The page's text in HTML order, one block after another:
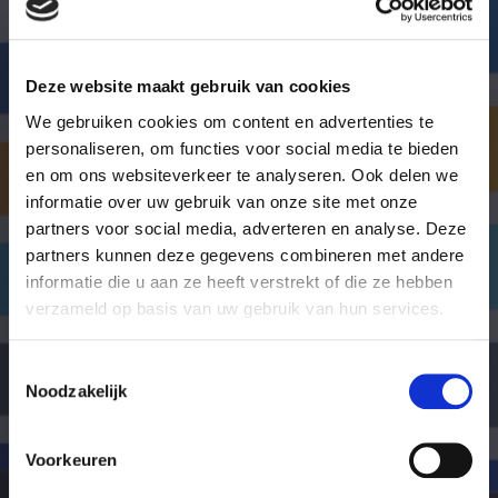
Deze website maakt gebruik van cookies
We gebruiken cookies om content en advertenties te
personaliseren, om functies voor social media te bieden
en om ons websiteverkeer te analyseren. Ook delen we
informatie over uw gebruik van onze site met onze
partners voor social media, adverteren en analyse. Deze
partners kunnen deze gegevens combineren met andere
informatie die u aan ze heeft verstrekt of die ze hebben
verzameld op basis van uw gebruik van hun services.
Noodzakelijk
Voorkeuren
Wij helpen u graag!
Stap 1: Bel of mail onze juristen van de
intakebalie
Stap 2: Bespreek uw juridische oplossingen
Stap 3: Kies de beste oplossing voor uw
situatie
De intakebalie is 7 dagen per week bereikbaar.